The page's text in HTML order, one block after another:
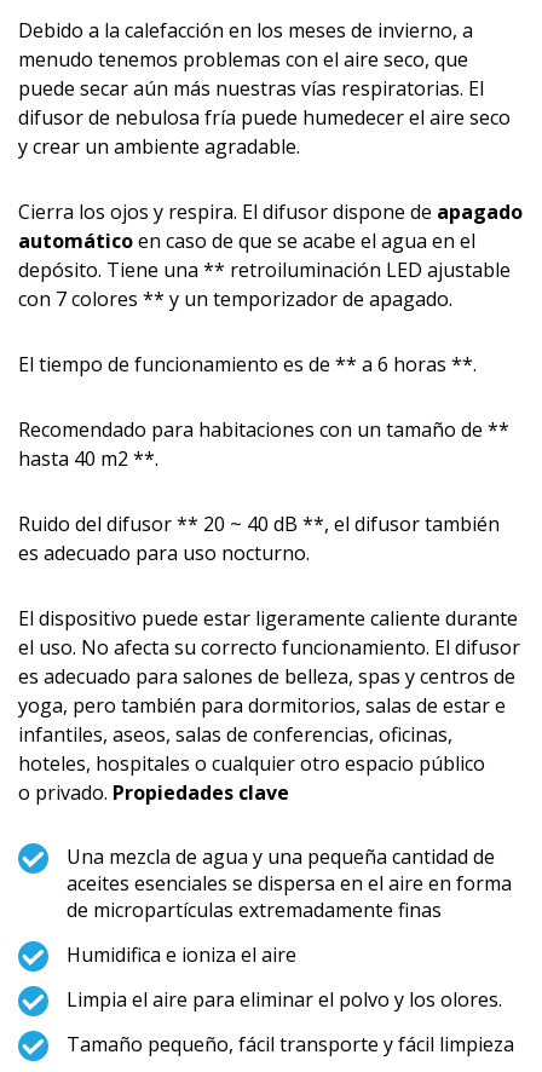
Debido a la calefacción en los meses de invierno, a
menudo tenemos problemas con el aire seco, que
puede secar aún más nuestras vías respiratorias. El
difusor de nebulosa fría puede humedecer el aire seco
y crear un ambiente agradable.
Cierra los ojos y respira. El difusor dispone de apagado
automáticoen caso de que se acabe el agua en el
depósito. Tiene una ** retroiluminación LED ajustable
con 7 colores ** y un temporizador de apagado.
El tiempo de funcionamiento es de ** a 6 horas **.
Recomendado para habitaciones con un tamaño de **
hasta 40 m2 **.
Ruido del difusor ** 20 ~ 40 dB **, el difusor también
es adecuado para uso nocturno.
El dispositivo puede estar ligeramente caliente durante
el uso. No afecta su correcto funcionamiento. El difusor
es adecuado para salones de belleza, spas y centros de
yoga, pero también para dormitorios, salas de estar e
infantiles, aseos, salas de conferencias, oficinas,
hoteles, hospitales o cualquier otro espacio público
o privado. Propiedades clave
Una mezcla de agua y una pequeña cantidad de
aceites esenciales se dispersa en el aire en forma
de micropartículas extremadamente fi­nas
Humidifica e ioniza el aire
Limpia el aire para eliminar el polvo y los olores.
Tamaño pequeño, fácil transporte y fácil limpieza